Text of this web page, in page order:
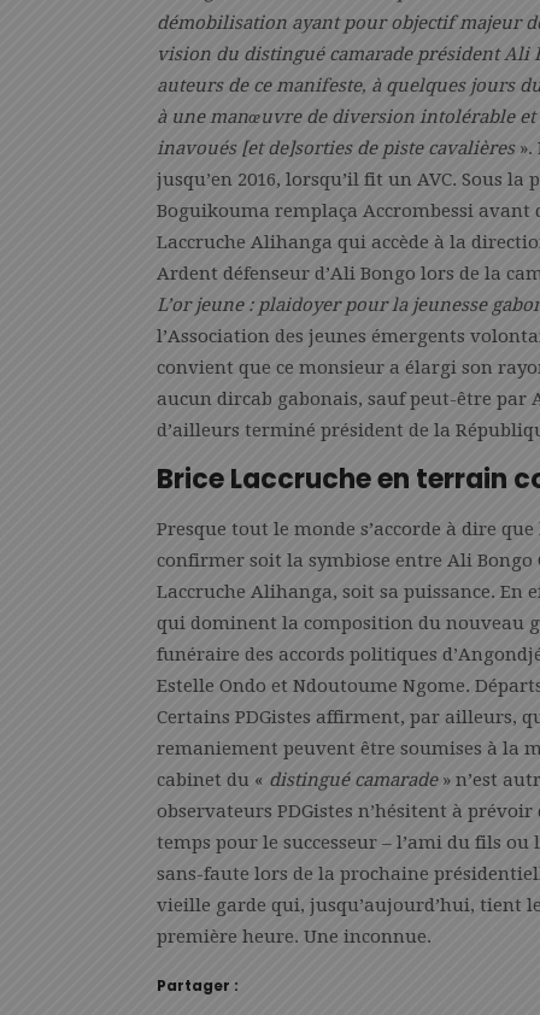
démobilisation ayant pour objectif majeur
vision du distingué camarade président Ali
auteurs de ce manifeste, à quelques jours
à une manœuvre de diversion intolérable
inavoués [et de]sorties de piste cavalières».
jusqu’en 2016, lorsqu’il fit un AVC. Sous
Boguikouma remplaça Accrombessi
Laccruche Alihanga qui accède à la
Ardent défenseur d’Ali Bongo lors de la
L’or jeune : plaidoyer pour la jeunesse
l’Association des jeunes émergents
convient que ce monsieur a élargi son
aucun dircab gabonais, sauf peut-être par
d’ailleurs terminé président de la
Brice Laccruche en terrain
Presque tout le monde s’accorde à dire
confirmer soit la symbiose entre Ali
Laccruche Alihanga, soit sa puissance. En
qui dominent la composition du nouveau
funéraire des accords politiques
Estelle Ondo et Ndoutoume Ngome.
Certains PDGistes affirment, par ailleurs,
remaniement peuvent être soumises à la
cabinet du « distingué camarade» n’est
observateurs PDGistes n’hésitent à
temps pour le successeur – l’ami du fils
sans-faute lors de la prochaine
vieille garde qui, jusqu’aujourd’hui, tient
première heure. Une inconnue.
Partager :